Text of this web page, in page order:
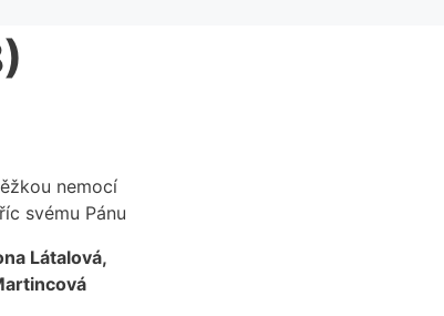
nemocí
svému Pánu
Látalová,